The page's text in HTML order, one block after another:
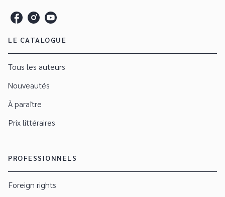
LE CATALOGUE
Tous les auteurs
Nouveautés
À paraître
Prix littéraires
PROFESSIONNELS
Foreign rights